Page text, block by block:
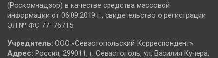
(Роскомнадзор) в качестве средства массовой
информации от 06.09.2019 г., свидетельство о регистрации
ЭЛ № ФС 77–76715
Учредитель: ООО «Севастопольский Корреспондент».
Адрес: Россия, 299011, г. Севастополь, ул. Василия Кучера,